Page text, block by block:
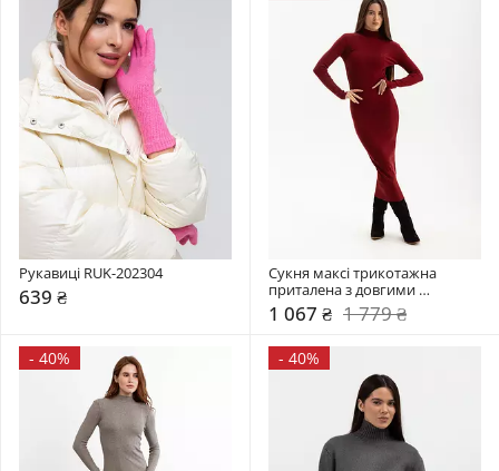
Рукавиці RUK-202304
639 ₴
Сукня максі трикотажна
приталена з довгими
рукавами PLA-231035
1 067 ₴ 1 779 ₴
- 40% - 40%